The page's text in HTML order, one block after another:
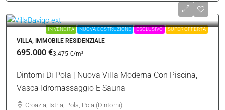
IN VENDITA NUOVA COSTRUZIONE ESCLUSIVO SUPER OFFERTA
VILLA, IMMOBILE RESIDENZIALE
695.000 €3.475 €/m²
Dintorni Di Pola | Nuova Villa Moderna Con Piscina,
Vasca Idromassaggio E Sauna
Croazia, Istria, Pola, Pola (Dintorni)